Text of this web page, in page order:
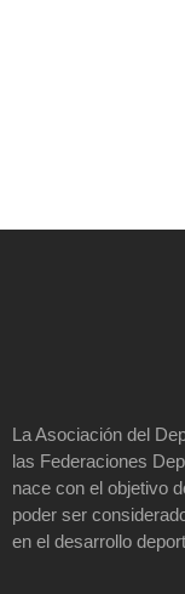
La Asociación del
las Federaciones
nace con el objetivo
poder ser
en el desarrollo